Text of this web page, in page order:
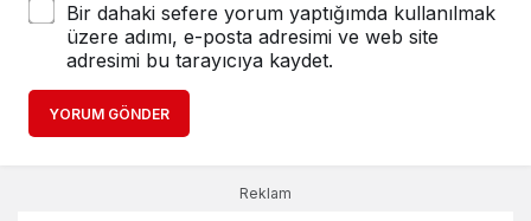
Bir dahaki sefere yorum yaptığımda kullanılmak
üzere adımı, e-posta adresimi ve web site
adresimi bu tarayıcıya kaydet.
YORUM GÖNDER
Reklam